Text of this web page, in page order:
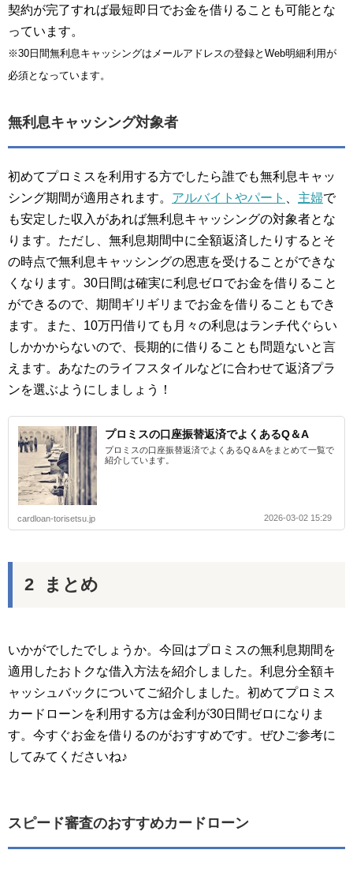
契約が完了すれば最短即日でお金を借りることも可能とな
っています。
※30日間無利息キャッシングはメールアドレスの登録とWeb明細利用が
必須となっています。
無利息キャッシング対象者
初めてプロミスを利用する方でしたら誰でも無利息キャッ
シング期間が適用されます。 アルバイトやパート 主婦で
も安定した収入があれば無利息キャッシングの対象者とな
ります。ただし、無利息期間中に全額返済したりするとそ
の時点で無利息キャッシングの恩恵を受けることができな
くなります。30日間は確実に利息ゼロでお金を借りること
ができるので、期間ギリギリまでお金を借りることもでき
ます。また、10万円借りても月々の利息はランチ代ぐらい
しかかからないので、長期的に借りることも問題ないと言
えます。あなたのライフスタイルなどに合わせて返済プラ
ンを選ぶようにしましょう！
プロミスの口座振替返済でよくあるQ＆A
プロミスの口座振替返済でよくあるQ＆Aをまとめて一覧で
紹介しています。
cardloan-torisetsu.jp 2026-03-02 15:29
まとめ
いかがでしたでしょうか。今回はプロミスの無利息期間を
適用したおトクな借入方法を紹介しました。利息分全額キ
ャッシュバックについてご紹介しました。初めてプロミス
カードローンを利用する方は金利が30日間ゼロになりま
す。今すぐお金を借りるのがおすすめです。ぜひご参考に
してみてくださいね♪
スピード審査のおすすめカードローン